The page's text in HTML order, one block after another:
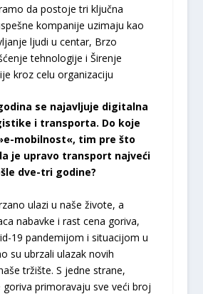
da postoje tri ključna
kompanije uzimaju kao
ljudi u centar, Brzo
tehnologije i Širenje
kroz celu organizaciju
se najavljuje digitalna
i transporta. Do koje
mobilnost«, tim pre što
je upravo transport najveći
dve-tri godine?
ulazi u naše živote, a
nabavke i rast cena goriva,
19 pandemijom i situacijom u
su ubrzali ulazak novih
tržište. S jedne strane,
goriva primoravaju sve veći broj